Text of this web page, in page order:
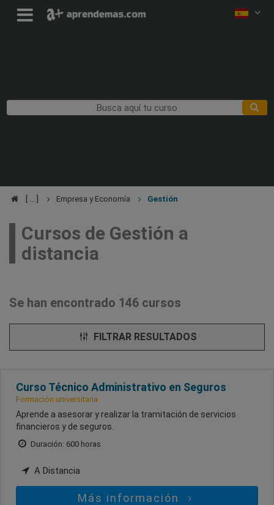
Empresa y Economía Gestión
Cursos de Gestión a
distancia
Se han encontrado 146 cursos
FILTRAR RESULTADOS
Curso Técnico Administrativo en Seguros
Formación universitaria
Aprende a asesorar y realizar la tramitación de servicios
financieros y de seguros.
Duración: 600 horas
A Distancia
Más información